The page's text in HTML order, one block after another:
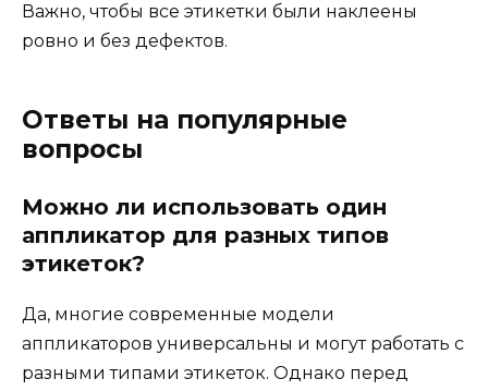
Важно, чтобы все этикетки были наклеены
ровно и без дефектов.
Ответы на популярные
вопросы
Можно ли использовать один
аппликатор для разных типов
этикеток?
Да, многие современные модели
аппликаторов универсальны и могут работать с
разными типами этикеток. Однако перед